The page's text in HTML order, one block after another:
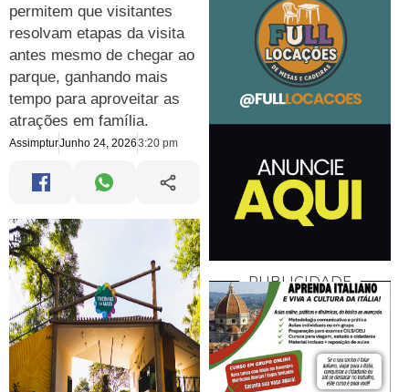
permitem que visitantes
resolvam etapas da visita
antes mesmo de chegar ao
parque, ganhando mais
tempo para aproveitar as
atrações em família.
AssimpturJunho 24, 20263:20 pm
PUBLICIDADE